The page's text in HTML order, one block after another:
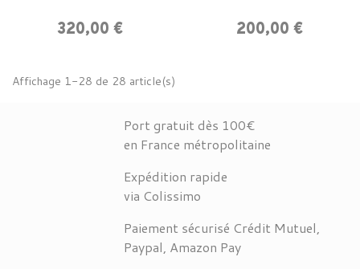
Prix
320,00 € Prix
200,00 €
Affichage 1-28 de 28 article(s)
Port gratuit dès 100€
en France métropolitaine
Expédition rapide
via Colissimo
Paiement sécurisé Crédit Mutuel,
Paypal, Amazon Pay